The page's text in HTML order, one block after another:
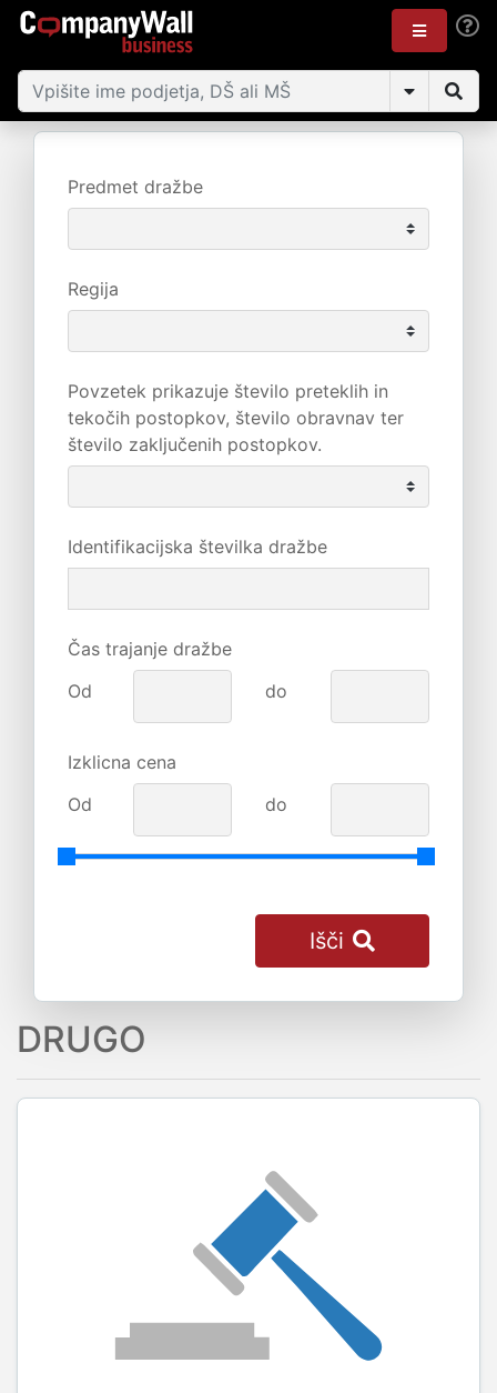
Predmet dražbe
Regija
Povzetek prikazuje število preteklih in
tekočih postopkov, število obravnav ter
število zaključenih postopkov.
Identifikacijska številka dražbe
Čas trajanje dražbe
Od
do
Izklicna cena
Od
do
Išči
DRUGO